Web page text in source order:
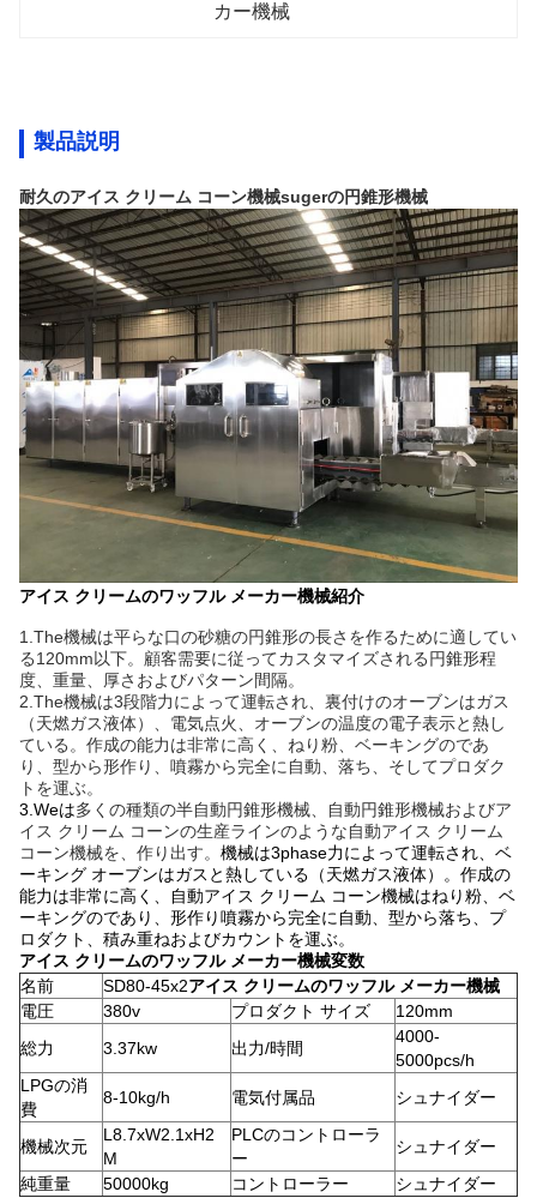
カー機械
製品説明
耐久のアイス クリーム コーン機械sugerの円錐形機械
アイス クリームのワッフル メーカー機械紹介
1.The機械は平らな口の砂糖の円錐形の長さを作るために適してい
る120mm以下。顧客需要に従ってカスタマイズされる円錐形程
度、重量、厚さおよびパターン間隔。
2.The機械は3段階力によって運転され、裏付けのオーブンはガス
（天燃ガス液体）、電気点火、オーブンの温度の電子表示と熱し
ている。作成の能力は非常に高く、ねり粉、ベーキングのであ
り、型から形作り、噴霧から完全に自動、落ち、そしてプロダク
トを運ぶ。
3.Weは多くの種類の半自動円錐形機械、自動円錐形機械およびア
イス クリーム コーンの生産ラインのような自動アイス クリーム
コーン機械を、作り出す。 機械は3phase力によって運転され、ベ
ーキング オーブンはガスと熱している（天燃ガス液体）。作成の
能力は非常に高く、自動アイス クリーム コーン機械はねり粉、ベ
ーキングのであり、形作り噴霧から完全に自動、型から落ち、プ
ロダクト、積み重ねおよびカウントを運ぶ。
アイス クリームのワッフル メーカー機械変数
名前
SD80-45x2アイス クリームのワッフル メーカー機械
電圧
380v プロダクト サイズ
120mm
総力
3.37kw 出力/時間
4000-
5000pcs/h
LPGの消
費
8-10kg/h 電気付属品 シュナイダー
機械次元
L8.7xW2.1xH2
M
PLCのコントローラ
ー
シュナイダー
純重量
50000kg コントローラー シュナイダー